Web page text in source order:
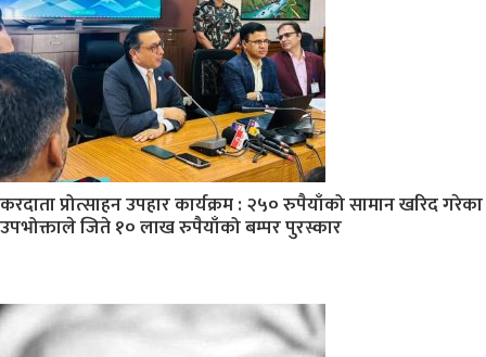
करदाता प्रोत्साहन उपहार कार्यक्रम : २५० रुपैयाँको सामान खरिद गरेका
उपभोक्ताले जिते १० लाख रुपैयाँको बम्पर पुरस्कार